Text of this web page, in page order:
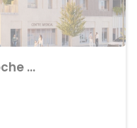
Achat Appartement proche centre ville